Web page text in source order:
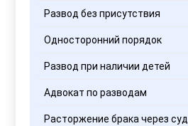
Развод без присутствия
Односторонний порядок
Развод при наличии детей
Адвокат по разводам
Расторжение брака через суд